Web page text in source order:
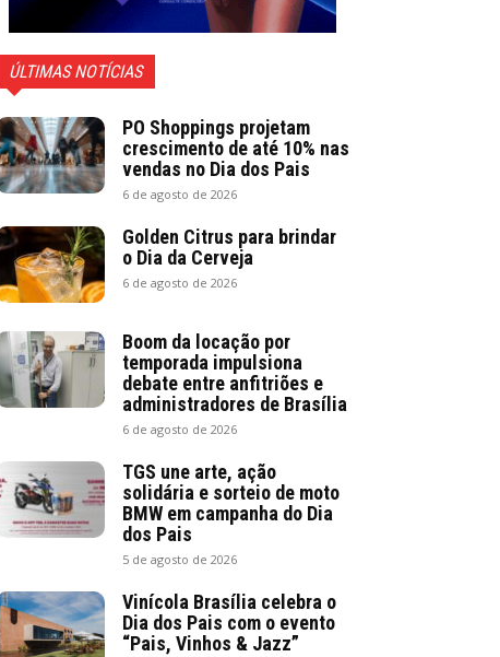
ÚLTIMAS NOTÍCIAS
PO Shoppings projetam
crescimento de até 10% nas
vendas no Dia dos Pais
6 de agosto de 2026
Golden Citrus para brindar
o Dia da Cerveja
6 de agosto de 2026
Boom da locação por
temporada impulsiona
debate entre anfitriões e
administradores de Brasília
6 de agosto de 2026
TGS une arte, ação
solidária e sorteio de moto
BMW em campanha do Dia
dos Pais
5 de agosto de 2026
Vinícola Brasília celebra o
Dia dos Pais com o evento
“Pais, Vinhos & Jazz”